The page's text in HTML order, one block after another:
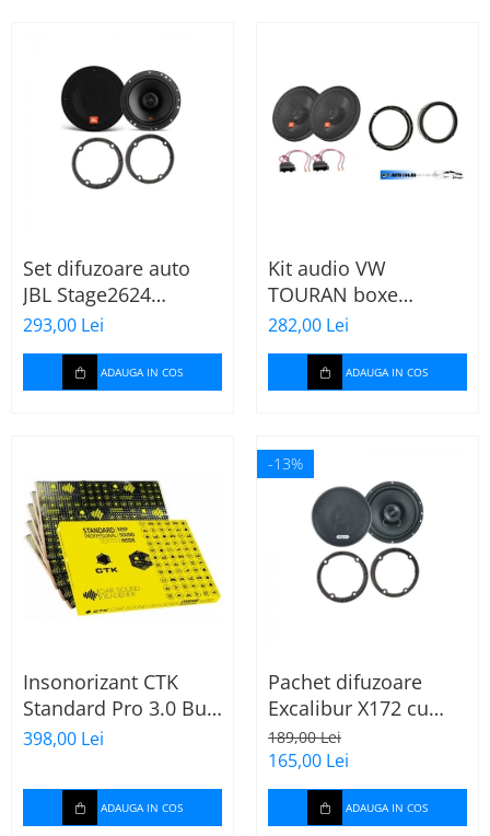
Set difuzoare auto
JBL Stage2624
Mercedes Vito/Viano,
VW Crafter
293,00 Lei
ADAUGA IN COS
Kit audio VW
TOURAN boxe
165mm Stage2 624
JBL
282,00 Lei
ADAUGA IN COS
Insonorizant CTK
Standard Pro 3.0 Bulk
2.22 mp
398,00 Lei
ADAUGA IN COS
-13%
Pachet difuzoare
Excalibur X172 cu
inele Mercedes
Vito/Viano W639, VW
Crafter
189,00 Lei
165,00 Lei
ADAUGA IN COS